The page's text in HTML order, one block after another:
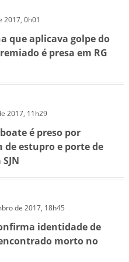
2017, 0h01
que aplicava golpe do
é presa em RG
2017, 11h29
é preso por
estupro e porte de
de 2017, 18h45
identidade de
morto no